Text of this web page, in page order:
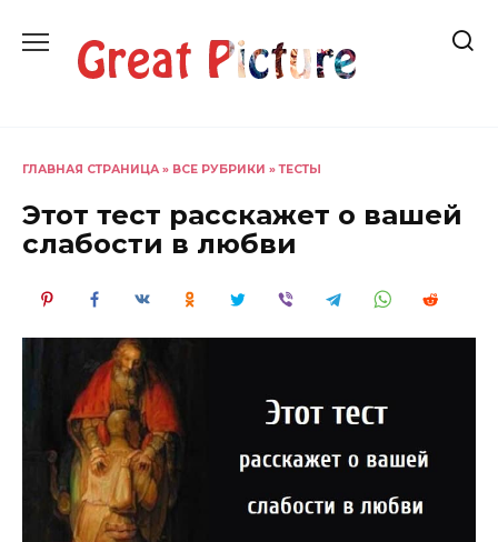
содержанию
ГЛАВНАЯ СТРАНИЦА » ВСЕ РУБРИКИ »ТЕСТЫ
Этот тест расскажет о вашей
слабости в любви